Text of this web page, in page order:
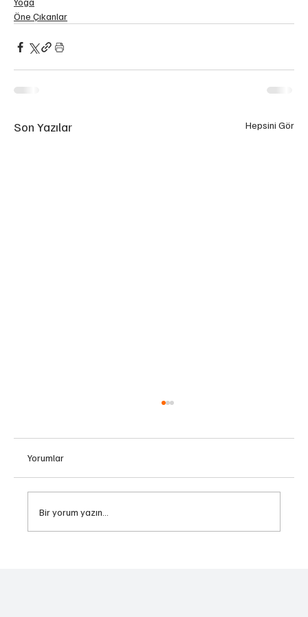
Öne Çıkanlar
Son Yazılar Hepsini Gör
Bir arada olmak...
Yorumlar
Bir yorum yazın...